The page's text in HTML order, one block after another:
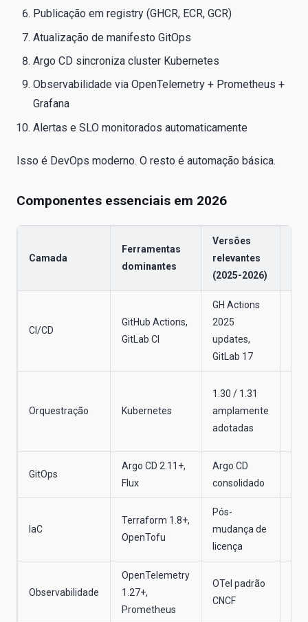
Publicação em registry (GHCR, ECR, GCR)
Atualização de manifesto GitOps
Argo CD sincroniza cluster Kubernetes
Observabilidade via OpenTelemetry + Prometheus +
Grafana
Alertas e SLO monitorados automaticamente
Isso é DevOps moderno. O resto é automação básica.
Componentes essenciais em 2026
Camada
Ferramentas
dominantes
Versões
relevantes
(2025-2026)
CI/CD
GitHub Actions,
GitLab CI
GH Actions
2025
updates,
GitLab 17
Orquestração Kubernetes
1.30 / 1.31
amplamente
adotadas
GitOps
Argo CD 2.11+,
Flux
Argo CD
consolidado
IaC
Terraform 1.8+,
OpenTofu
Pós-
mudança de
licença
Observabilidade
OpenTelemetry
1.27+,
Prometheus
OTel padrão
CNCF